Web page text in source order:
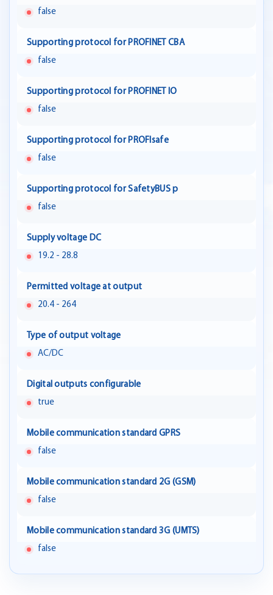
false
Supporting protocol for PROFINET CBA
false
Supporting protocol for PROFINET IO
false
Supporting protocol for PROFIsafe
false
Supporting protocol for SafetyBUS p
false
Supply voltage DC
19.2 - 28.8
Permitted voltage at output
20.4 - 264
Type of output voltage
AC/DC
Digital outputs configurable
true
Mobile communication standard GPRS
false
Mobile communication standard 2G (GSM)
false
Mobile communication standard 3G (UMTS)
false